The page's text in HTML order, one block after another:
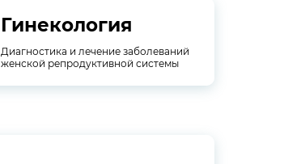
Гинекология
Диагностика и лечение заболеваний
женской репродуктивной системы
Гинекология
Диагностика и лечение заболеваний
женской репродуктивной системы